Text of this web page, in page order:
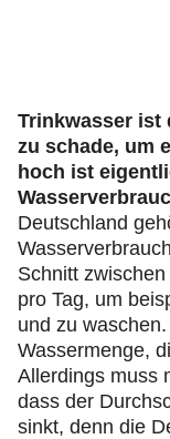
Trinkwasser ist
zu schade, um
hoch ist
Deutschland
Schnitt
pro Tag, um
und zu
Wassermenge,
Allerdings muss
dass der
sinkt, denn die